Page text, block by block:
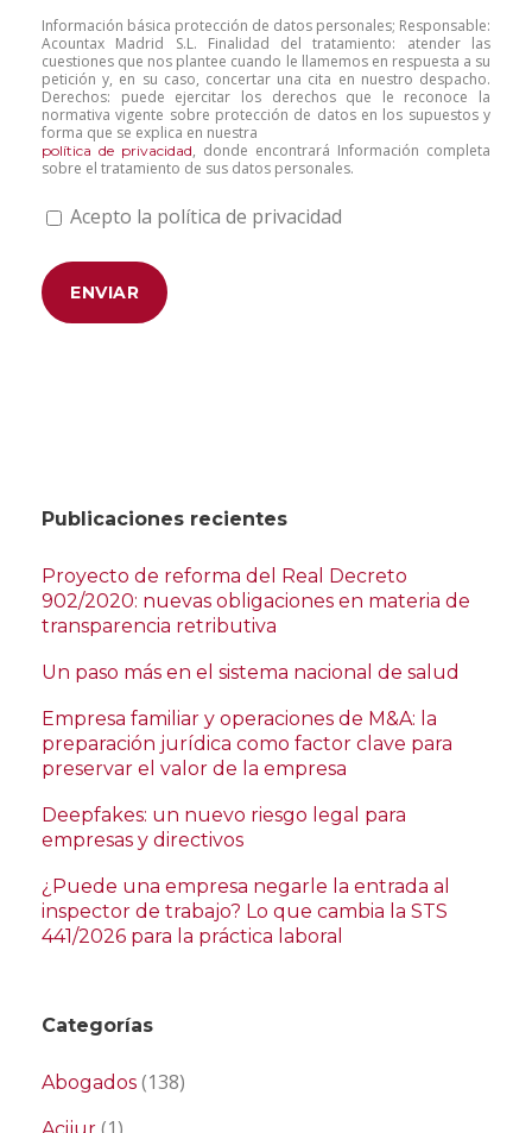
Información básica protección de datos personales; Responsable:
Acountax Madrid S.L. Finalidad del tratamiento: atender las
cuestiones que nos plantee cuando le llamemos en respuesta a su
petición y, en su caso, concertar una cita en nuestro despacho.
Derechos: puede ejercitar los derechos que le reconoce la
normativa vigente sobre protección de datos en los supuestos y
forma que se explica en nuestra
política de privacidad, donde encontrará Información completa
sobre el tratamiento de sus datos personales.
Acepto la política de privacidad
Publicaciones recientes
Proyecto de reforma del Real Decreto
902/2020: nuevas obligaciones en materia de
transparencia retributiva
Un paso más en el sistema nacional de salud
Empresa familiar y operaciones de M&A: la
preparación jurídica como factor clave para
preservar el valor de la empresa
Deepfakes: un nuevo riesgo legal para
empresas y directivos
¿Puede una empresa negarle la entrada al
inspector de trabajo? Lo que cambia la STS
441/2026 para la práctica laboral
Categorías
Abogados (138)